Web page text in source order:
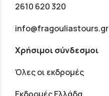
2610 620 320
info@fragouliastours.gr
Χρήσιμοι σύνδεσμοι
Όλες οι εκδρομές